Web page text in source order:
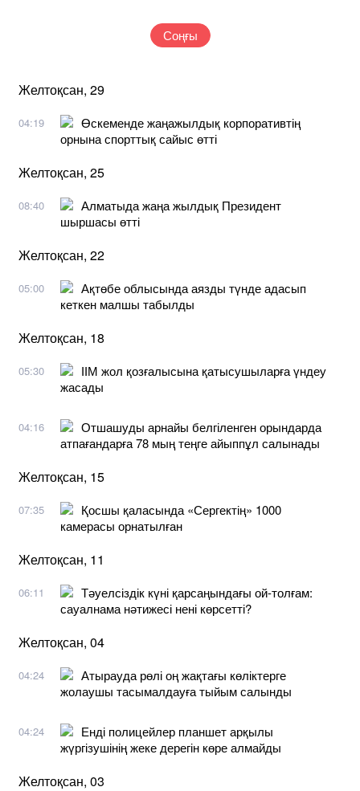
Соңғы
Желтоқсан, 29
04:19
Өскеменде жаңажылдық корпоративтің
орнына спорттық сайыс өтті
Желтоқсан, 25
08:40
Алматыда жаңа жылдық Президент
шыршасы өтті
Желтоқсан, 22
05:00
Ақтөбе облысында аязды түнде адасып
кеткен малшы табылды
Желтоқсан, 18
05:30
ІІМ жол қозғалысына қатысушыларға үндеу
жасады
04:16
Отшашуды арнайы белгіленген орындарда
атпағандарға 78 мың теңге айыппұл салынады
Желтоқсан, 15
07:35
Қосшы қаласында «Сергектің» 1000
камерасы орнатылған
Желтоқсан, 11
06:11
Тәуелсіздік күні қарсаңындағы ой-толғам:
сауалнама нәтижесі нені көрсетті?
Желтоқсан, 04
04:24
Атырауда рөлі оң жақтағы көліктерге
жолаушы тасымалдауға тыйым салынды
04:24
Енді полицейлер планшет арқылы
жүргізушінің жеке дерегін көре алмайды
Желтоқсан, 03